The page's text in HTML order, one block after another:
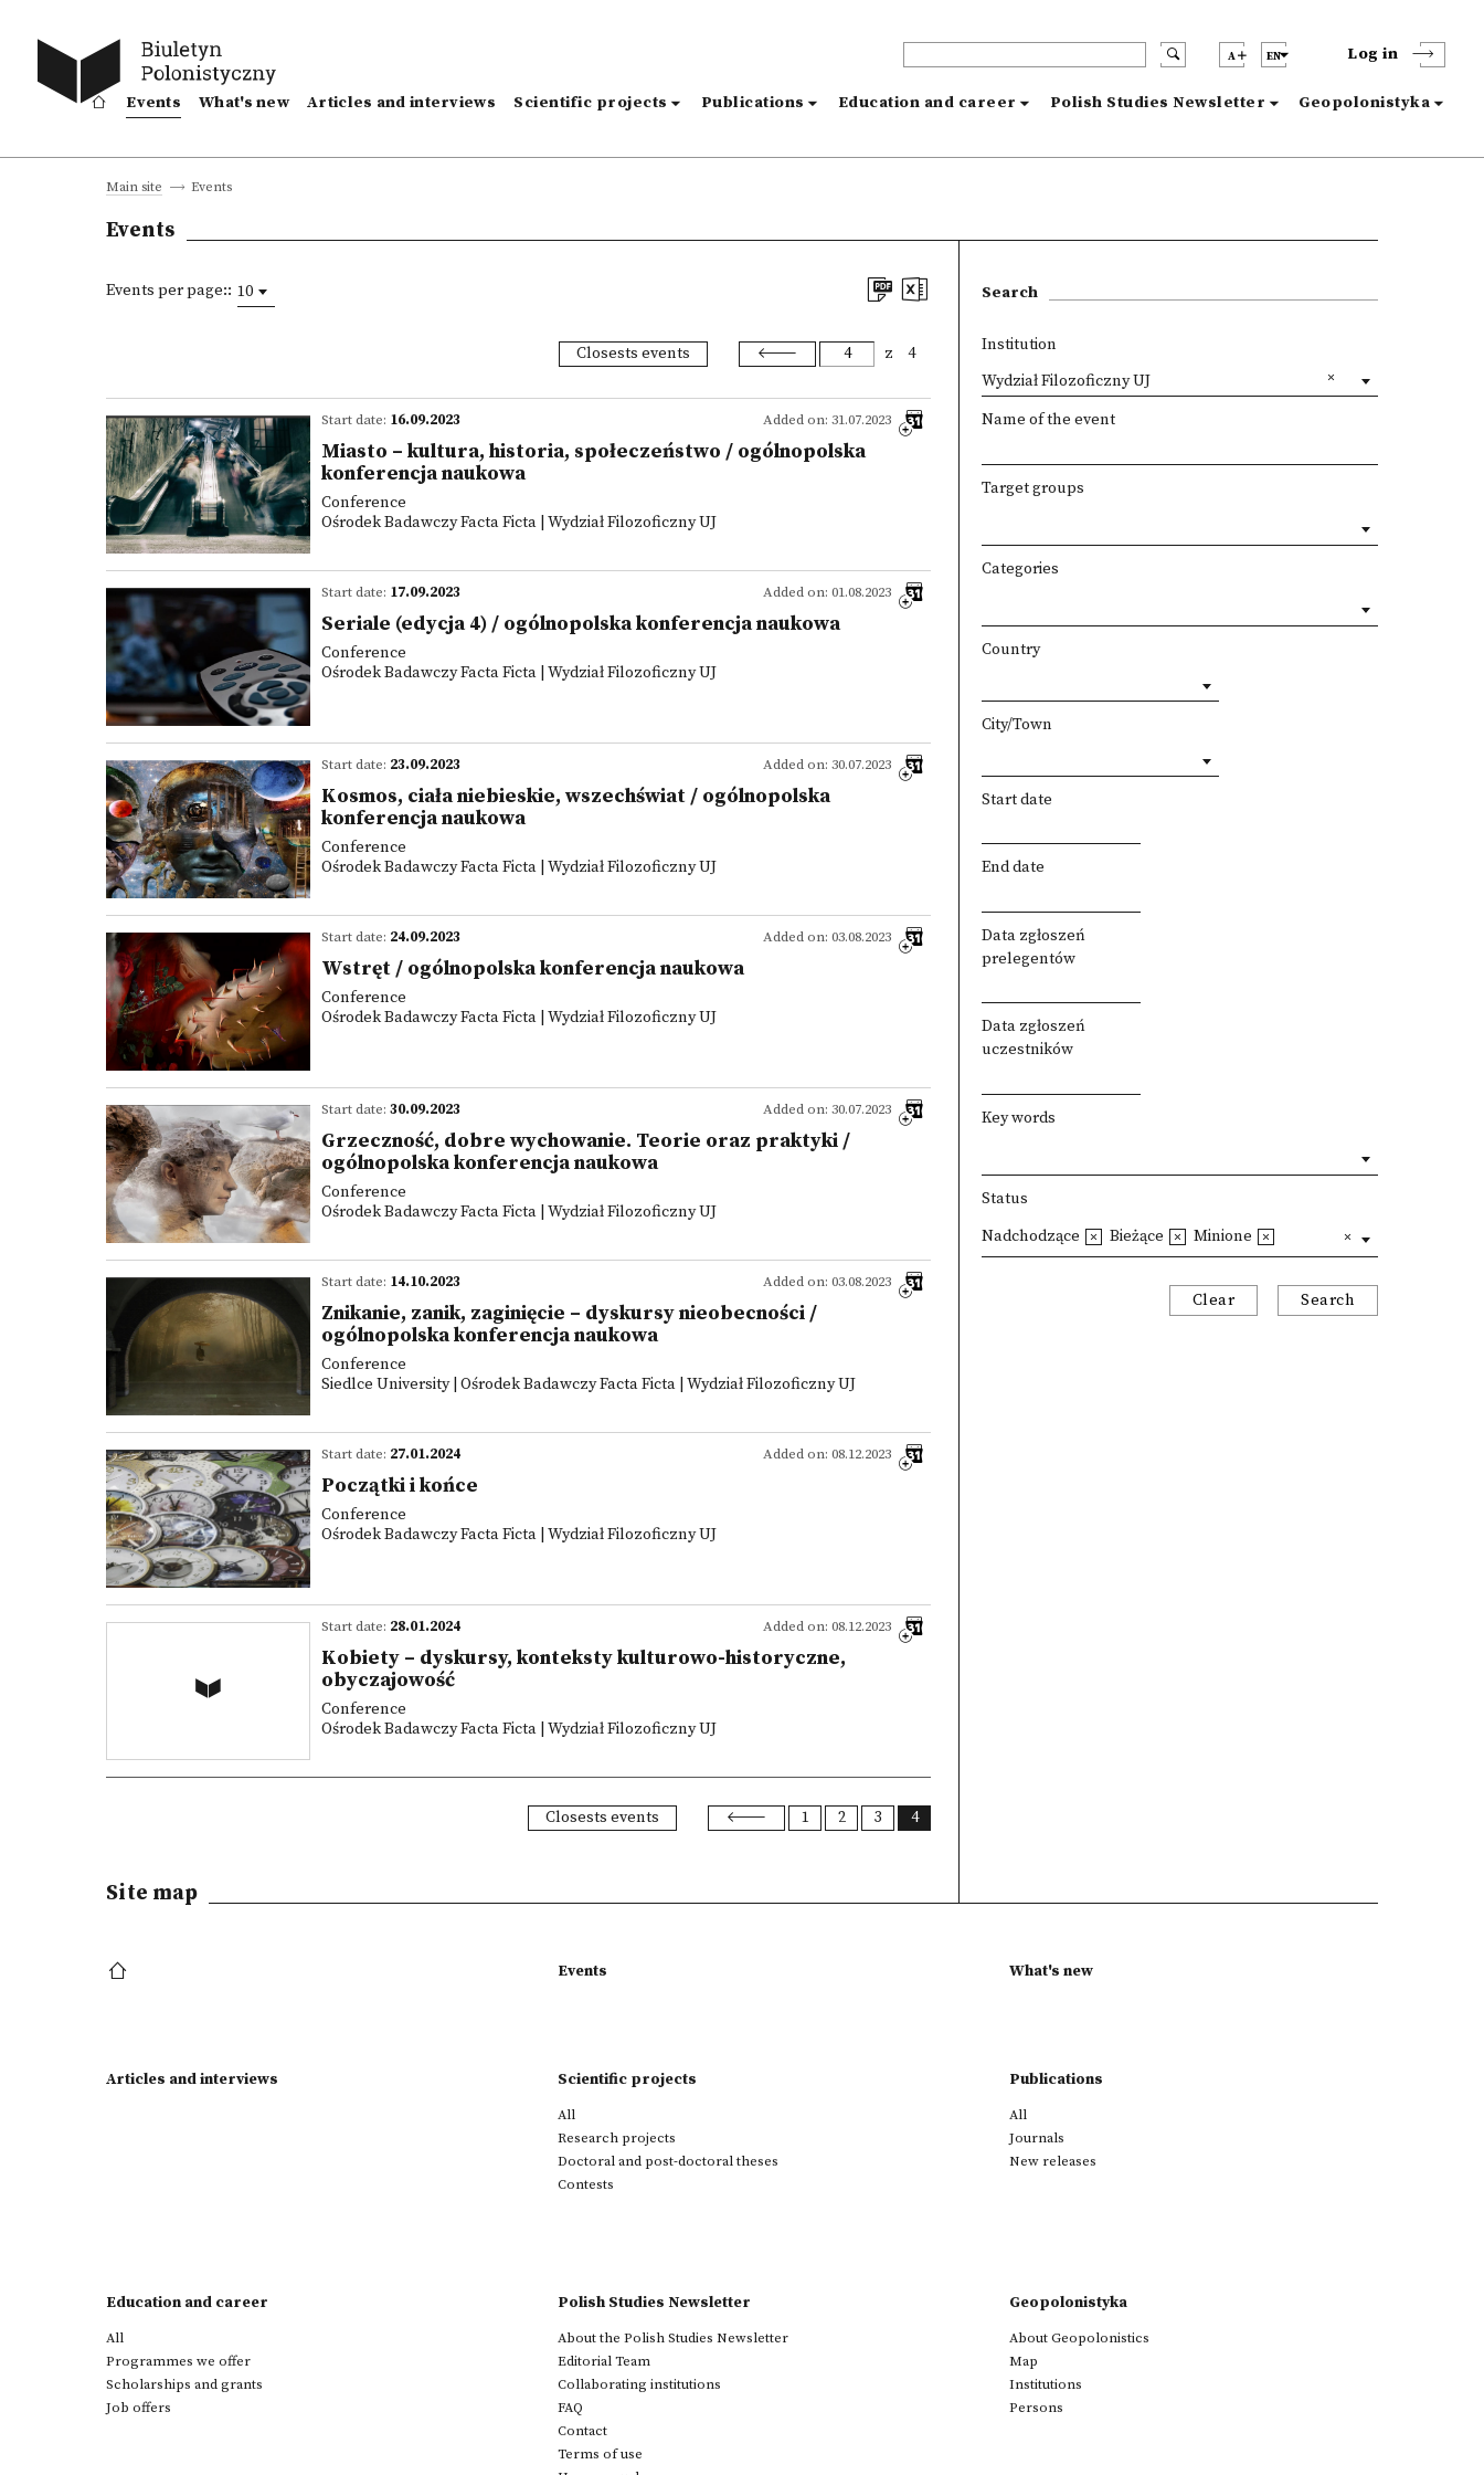
A EN Log in
Events What's new Articles and interviews Scientific projects Publications Education and career Polish Studies Newsletter Geopolonistyka
Main site Events
Events
Events per page:: 10
Closests events z 4
Added on: 31.07.2023
Start date: 16.09.2023
Miasto – kultura, historia, społeczeństwo / ogólnopolska
konferencja naukowa
Conference
Ośrodek Badawczy Facta Ficta | Wydział Filozoficzny UJ
Added on: 01.08.2023
Start date: 17.09.2023
Seriale (edycja 4) / ogólnopolska konferencja naukowa
Conference
Ośrodek Badawczy Facta Ficta | Wydział Filozoficzny UJ
Added on: 30.07.2023
Start date: 23.09.2023
Kosmos, ciała niebieskie, wszechświat / ogólnopolska
konferencja naukowa
Conference
Ośrodek Badawczy Facta Ficta | Wydział Filozoficzny UJ
Added on: 03.08.2023
Start date: 24.09.2023
Wstręt / ogólnopolska konferencja naukowa
Conference
Ośrodek Badawczy Facta Ficta | Wydział Filozoficzny UJ
Added on: 30.07.2023
Start date: 30.09.2023
Grzeczność, dobre wychowanie. Teorie oraz praktyki /
ogólnopolska konferencja naukowa
Conference
Ośrodek Badawczy Facta Ficta | Wydział Filozoficzny UJ
Added on: 03.08.2023
Start date: 14.10.2023
Znikanie, zanik, zaginięcie – dyskursy nieobecności /
ogólnopolska konferencja naukowa
Conference
Siedlce University | Ośrodek Badawczy Facta Ficta | Wydział Filozoficzny UJ
Added on: 08.12.2023
Start date: 27.01.2024
Początki i końce
Conference
Ośrodek Badawczy Facta Ficta | Wydział Filozoficzny UJ
Added on: 08.12.2023
Start date: 28.01.2024
Kobiety – dyskursy, konteksty kulturowo-historyczne,
obyczajowość
Conference
Ośrodek Badawczy Facta Ficta | Wydział Filozoficzny UJ
Closests events 1 2 3 4
Search
Institution
Wydział Filozoficzny UJ
Name of the event
Target groups
Categories
Country
City/Town
Start date
End date
Data zgłoszeń
prelegentów
Data zgłoszeń
uczestników
Key words
Status
Nadchodzące Bieżące Minione
Clear Search
Site map
Events What's new
Articles and interviews Scientific projects
All
Research projects
Doctoral and post-doctoral theses
Contests
Publications
All
Journals
New releases
Education and career
All
Programmes we offer
Scholarships and grants
Job offers
Polish Studies Newsletter
About the Polish Studies Newsletter
Editorial Team
Collaborating institutions
FAQ
Contact
Terms of use
Geopolonistyka
About Geopolonistics
Map
Institutions
Persons